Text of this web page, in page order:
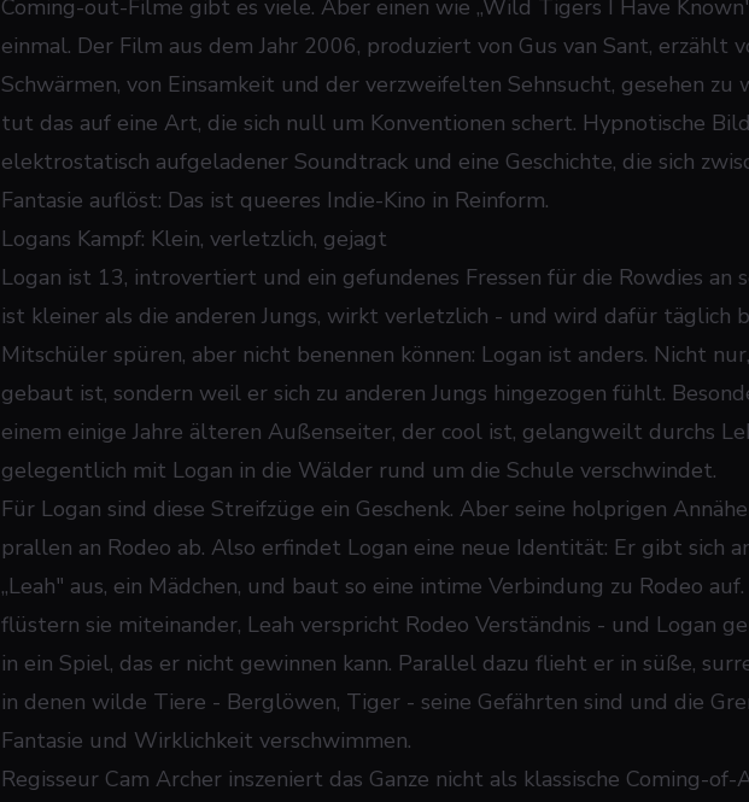
Coming-out-Filme gibt es viele. Aber einen wie „Wild Tigers I Have
einmal. Der Film aus dem Jahr 2006, produziert von Gus van Sant, erzählt
Schwärmen, von Einsamkeit und der verzweifelten Sehnsucht, gesehen zu
tut das auf eine Art, die sich null um Konventionen schert. Hypnotische
elektrostatisch aufgeladener Soundtrack und eine Geschichte, die sich
Fantasie auflöst: Das ist queeres Indie-Kino in Reinform.
Logans Kampf: Klein, verletzlich, gejagt
Logan ist 13, introvertiert und ein gefundenes Fressen für die Rowdies an
ist kleiner als die anderen Jungs, wirkt verletzlich - und wird dafür täglich
Mitschüler spüren, aber nicht benennen können: Logan ist anders. Nicht
gebaut ist, sondern weil er sich zu anderen Jungs hingezogen fühlt.
einem einige Jahre älteren Außenseiter, der cool ist, gelangweilt durchs
gelegentlich mit Logan in die Wälder rund um die Schule verschwindet.
Für Logan sind diese Streifzüge ein Geschenk. Aber seine holprigen
prallen an Rodeo ab. Also erfindet Logan eine neue Identität: Er gibt sich
„Leah" aus, ein Mädchen, und baut so eine intime Verbindung zu Rodeo
flüstern sie miteinander, Leah verspricht Rodeo Verständnis - und Logan
in ein Spiel, das er nicht gewinnen kann. Parallel dazu flieht er in süße,
in denen wilde Tiere - Berglöwen, Tiger - seine Gefährten sind und die
Fantasie und Wirklichkeit verschwimmen.
Regisseur Cam Archer inszeniert das Ganze nicht als klassische Coming-of-